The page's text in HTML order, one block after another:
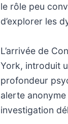
le rôle peu
d’explorer les
L’arrivée de
York, introduit
profondeur
alerte
investigation